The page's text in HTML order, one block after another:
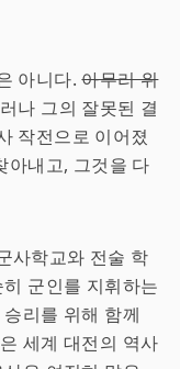
아니다.아무리 위
나 그의 잘못된 결
작전으로 이어졌
아내고, 그것을 다
사학교와 전술 학
군인를 지휘하는
리를 위해 함께
세계 대전의 역사